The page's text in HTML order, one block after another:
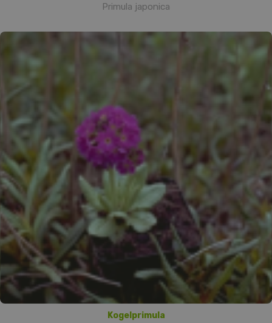
Primula japonica
Kogelprimula